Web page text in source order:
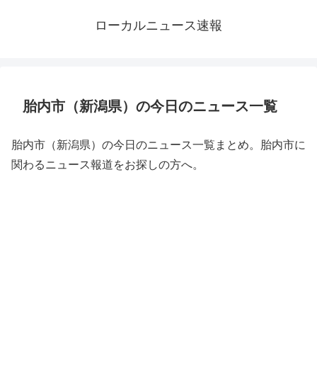
ローカルニュース速報
胎内市（新潟県）の今日のニュース一覧
胎内市（新潟県）の今日のニュース一覧まとめ。胎内市に
関わるニュース報道をお探しの方へ。